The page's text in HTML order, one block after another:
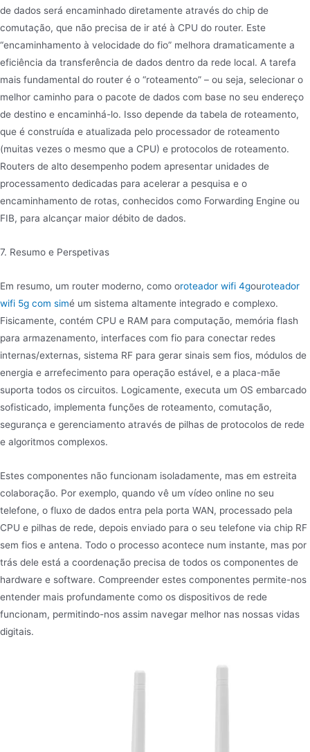
de dados será encaminhado diretamente através do chip de
comutação, que não precisa de ir até à CPU do router. Este
“encaminhamento à velocidade do fio” melhora dramaticamente a
eficiência da transferência de dados dentro da rede local. A tarefa
mais fundamental do router é o “roteamento” – ou seja, selecionar o
melhor caminho para o pacote de dados com base no seu endereço
de destino e encaminhá-lo. Isso depende da tabela de roteamento,
que é construída e atualizada pelo processador de roteamento
(muitas vezes o mesmo que a CPU) e protocolos de roteamento.
Routers de alto desempenho podem apresentar unidades de
processamento dedicadas para acelerar a pesquisa e o
encaminhamento de rotas, conhecidos como Forwarding Engine ou
FIB, para alcançar maior débito de dados.
7. Resumo e Perspetivas
Em resumo, um router moderno, como oroteador wifi 4gouroteador
wifi 5g com simé um sistema altamente integrado e complexo.
Fisicamente, contém CPU e RAM para computação, memória flash
para armazenamento, interfaces com fio para conectar redes
internas/externas, sistema RF para gerar sinais sem fios, módulos de
energia e arrefecimento para operação estável, e a placa-mãe
suporta todos os circuitos. Logicamente, executa um OS embarcado
sofisticado, implementa funções de roteamento, comutação,
segurança e gerenciamento através de pilhas de protocolos de rede
e algoritmos complexos.
Estes componentes não funcionam isoladamente, mas em estreita
colaboração. Por exemplo, quando vê um vídeo online no seu
telefone, o fluxo de dados entra pela porta WAN, processado pela
CPU e pilhas de rede, depois enviado para o seu telefone via chip RF
sem fios e antena. Todo o processo acontece num instante, mas por
trás dele está a coordenação precisa de todos os componentes de
hardware e software. Compreender estes componentes permite-nos
entender mais profundamente como os dispositivos de rede
funcionam, permitindo-nos assim navegar melhor nas nossas vidas
digitais.